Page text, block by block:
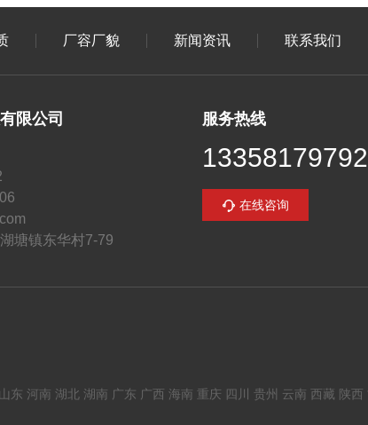
厂容厂貌 新闻资讯 联系我们
限公司
塘镇东华村7-79
服务热线
13358179792
在线咨询
山东 河南 湖北 湖南 广东 广西 海南 重庆 四川 贵州 云南 西藏 陕西